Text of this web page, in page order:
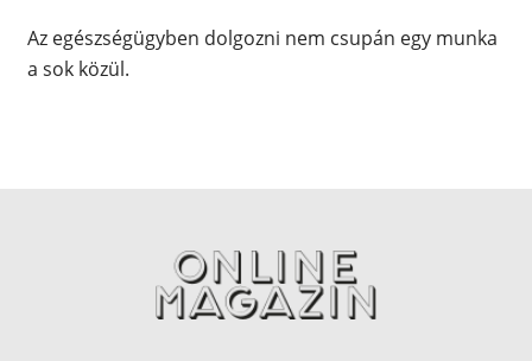
Az egészségügyben dolgozni nem csupán egy munka
a sok közül.